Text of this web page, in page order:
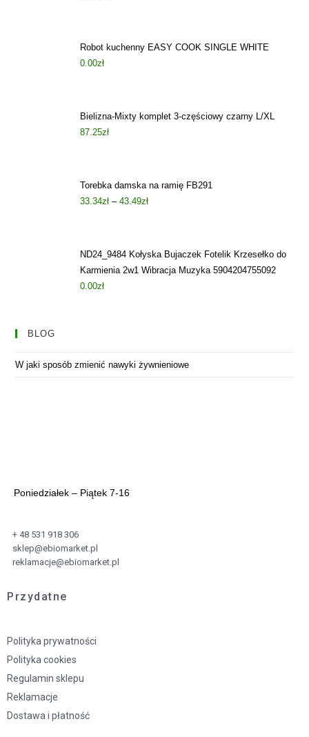
Robot kuchenny EASY COOK SINGLE WHITE
0.00zł
Bielizna-Mixty komplet 3-częściowy czarny L/XL
87.25zł
Torebka damska na ramię FB291
33.34zł –43.49zł
ND24_9484 Kołyska Bujaczek Fotelik Krzesełko do
Karmienia 2w1 Wibracja Muzyka 5904204755092
0.00zł
BLOG
W jaki sposób zmienić nawyki żywnieniowe
Poniedziałek – Piątek 7-16
+ 48 531 918 306
sklep@ebiomarket.pl
reklamacje@ebiomarket.pl
Przydatne
Polityka prywatności
Polityka cookies
Regulamin sklepu
Reklamacje
Dostawa i płatność